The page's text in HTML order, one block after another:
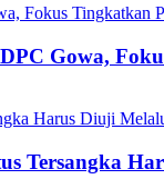
Gowa,
Tersangka